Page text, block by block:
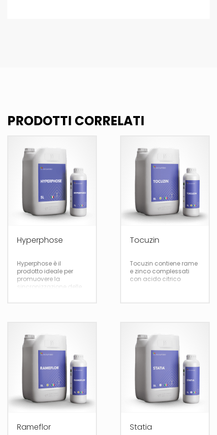
PRODOTTI CORRELATI
Hyperphose
Hyperphose è il
prodotto ideale per
promuovere la
sincronizzazione delle
Tocuzin
Tocuzin contiene rame
e zinco complessati
con acido citrico
Rameflor Statia